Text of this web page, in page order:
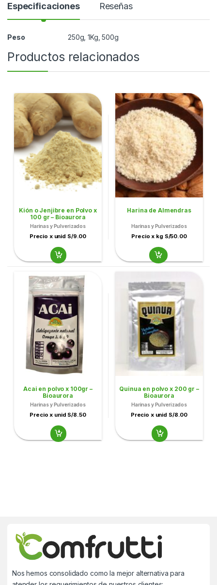
Especificaciones Reseñas
Peso 250g, 1Kg, 500g
Productos relacionados
Kión o Jenjibre en Polvo x
100 gr – Bioaurora
Harinas y Pulverizados
Precio x unid S/9.00
Harina de Almendras
Harinas y Pulverizados
Precio x kg S/50.00
Acai en polvo x 100gr –
Bioaurora
Harinas y Pulverizados
Precio x unid S/8.50
Quinua en polvo x 200 gr –
Bioaurora
Harinas y Pulverizados
Precio x unid S/8.00
Nos hemos consolidado como la mejor alternativa para